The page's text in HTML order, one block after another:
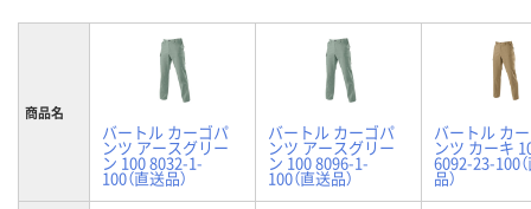
商品名
バートル カーゴパ
ンツ アースグリー
ン 100 8032-1-
100（直送品）
バートル カーゴパ
ンツ アースグリー
ン 100 8096-1-
100（直送品）
バートル カ
ンツ カーキ
6092-23-100
品）